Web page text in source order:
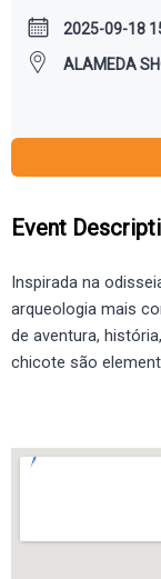
2025-09-18
ALAMEDA
Event
Inspirada na
arqueologia mais
de aventura,
chicote são